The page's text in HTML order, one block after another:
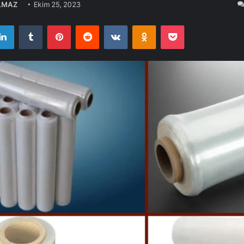
Ekim 25, 2023
LinkedInTumblr PinterestReddit VKontakteOdnoklassniki
Pocket